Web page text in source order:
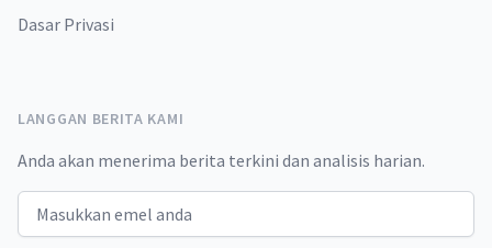
Dasar Privasi
LANGGAN BERITA KAMI
Anda akan menerima berita terkini dan analisis harian.
Email address